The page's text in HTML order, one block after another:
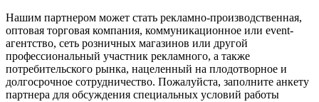
Нашим партнером может стать рекламно-производственная,
оптовая торговая компания, коммуникационное или event-
агентство, сеть розничных магазинов или другой
профессиональный участник рекламного, а также
потребительского рынка, нацеленный на плодотворное и
долгосрочное сотрудничество. Пожалуйста, заполните анкету
партнера для обсуждения специальных условий работы